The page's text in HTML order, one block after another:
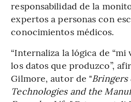
responsabilidad de la
expertos a personas con
conocimientos médicos.
“Internaliza la lógica de “mi
los datos que produzco”,
Gilmore, autor de "Bringers
Technologies and the